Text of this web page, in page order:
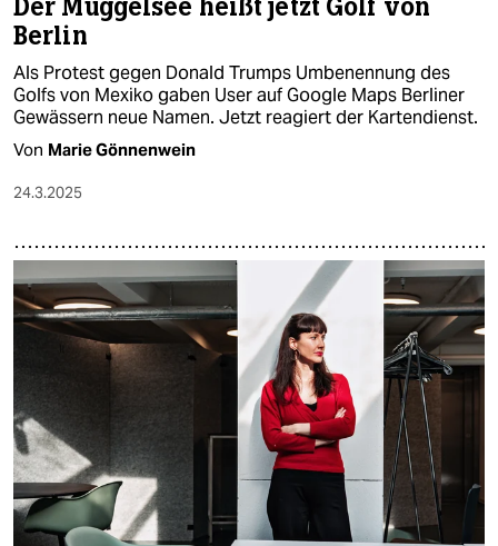
Der Müggelsee heißt jetzt Golf von
Berlin
Als Protest gegen Donald Trumps Umbenennung des
Golfs von Mexiko gaben User auf Google Maps Berliner
Gewässern neue Namen. Jetzt reagiert der Kartendienst.
Von Marie Gönnenwein
24.3.2025